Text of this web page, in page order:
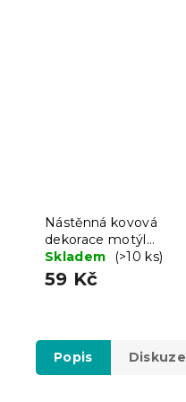
Nástěnná kovová
dekorace motýl
BUTTERFLY 40 cm -
více barev
Skladem (>10 ks)
59 Kč
Popis Diskuze